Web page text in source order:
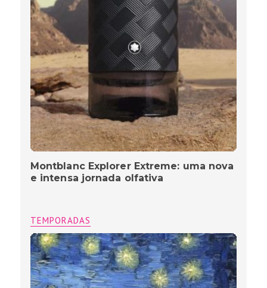
Montblanc Explorer Extreme: uma nova
e intensa jornada olfativa
TEMPORADAS